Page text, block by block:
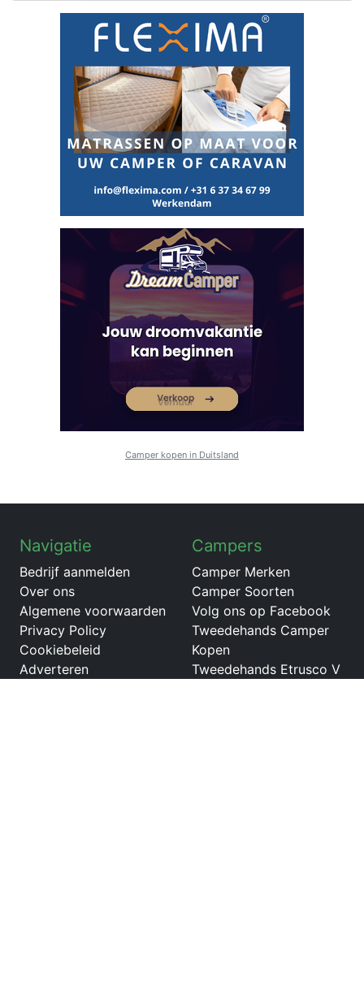
Camper kopen in Duitsland
Navigatie
Bedrijf aanmelden
Over ons
Algemene voorwaarden
Privacy Policy
Cookiebeleid
Adverteren
Campers
Camper Merken
Camper Soorten
Volg ons op Facebook
Tweedehands Camper
Kopen
Tweedehands Etrusco V